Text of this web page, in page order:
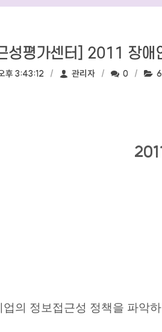
성평가센터] 2011 장애
3:43:12 작성자:
관리자 댓글수:
0
업의 정보접근성 정책을 파악